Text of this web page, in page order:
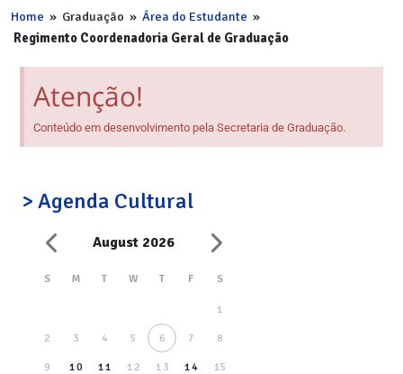
Home » Graduação » Área do Estudante »
Regimento Coordenadoria Geral de Graduação
Atenção!
Conteúdo em desenvolvimento pela Secretaria de Graduação.
> Agenda Cultural
August 2026
S M T W T F S
1
2 3 4 5 6 7 8
9 10 11 12 13 14 15